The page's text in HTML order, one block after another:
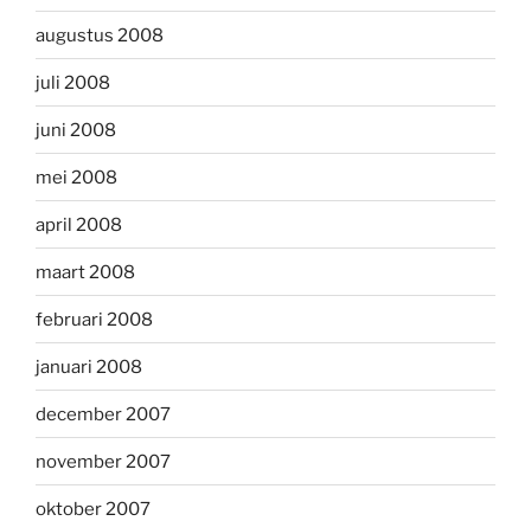
augustus 2008
juli 2008
juni 2008
mei 2008
april 2008
maart 2008
februari 2008
januari 2008
december 2007
november 2007
oktober 2007